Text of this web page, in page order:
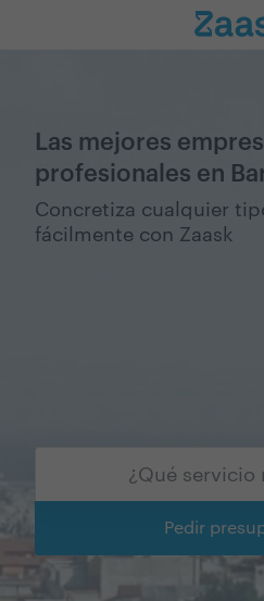
Las mejores
profesionales en
Concretiza cualquier
fácilmente con Zaask
Pedir